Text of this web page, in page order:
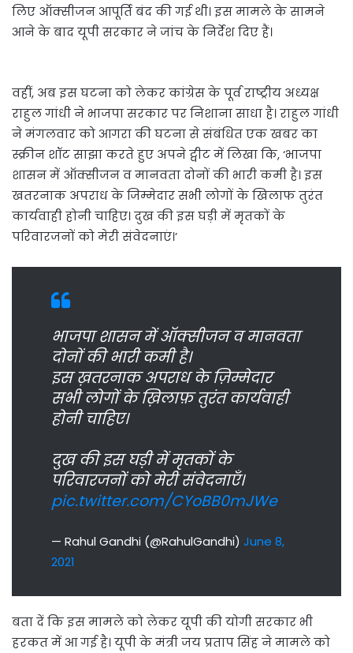
लिए ऑक्सीजन आपूर्ति बंद की गई थी। इस मामले के सामने
आने के बाद यूपी सरकार ने जांच के निर्देश दिए हैं।
वहीं, अब इस घटना को लेकर कांग्रेस के पूर्व राष्ट्रीय अध्यक्ष
राहुल गांधी ने भाजपा सरकार पर निशाना साधा है। राहुल गांधी
ने मंगलवार को आगरा की घटना से संबंधित एक खबर का
स्क्रीन शॉट साझा करते हुए अपने ट्वीट में लिखा कि, ‘भाजपा
शासन में ऑक्सीजन व मानवता दोनों की भारी कमी है। इस
खतरनाक अपराध के जिम्मेदार सभी लोगों के खिलाफ तुरंत
कार्यवाही होनी चाहिए। दुख की इस घड़ी में मृतकों के
परिवारजनों को मेरी संवेदनाएं।’
भाजपा शासन में ऑक्सीजन व मानवता
दोनों की भारी कमी है।
इस ख़तरनाक अपराध के ज़िम्मेदार
सभी लोगों के ख़िलाफ़ तुरंत कार्यवाही
होनी चाहिए।
दुख की इस घड़ी में मृतकों के
परिवारजनों को मेरी संवेदनाएँ।
pic.twitter.com/CYoBB0mJWe
— Rahul Gandhi (@RahulGandhi) June 8,
2021
बता दें कि इस मामले को लेकर यूपी की योगी सरकार भी
हरकत में आ गई है। यूपी के मंत्री जय प्रताप सिंह ने मामले को